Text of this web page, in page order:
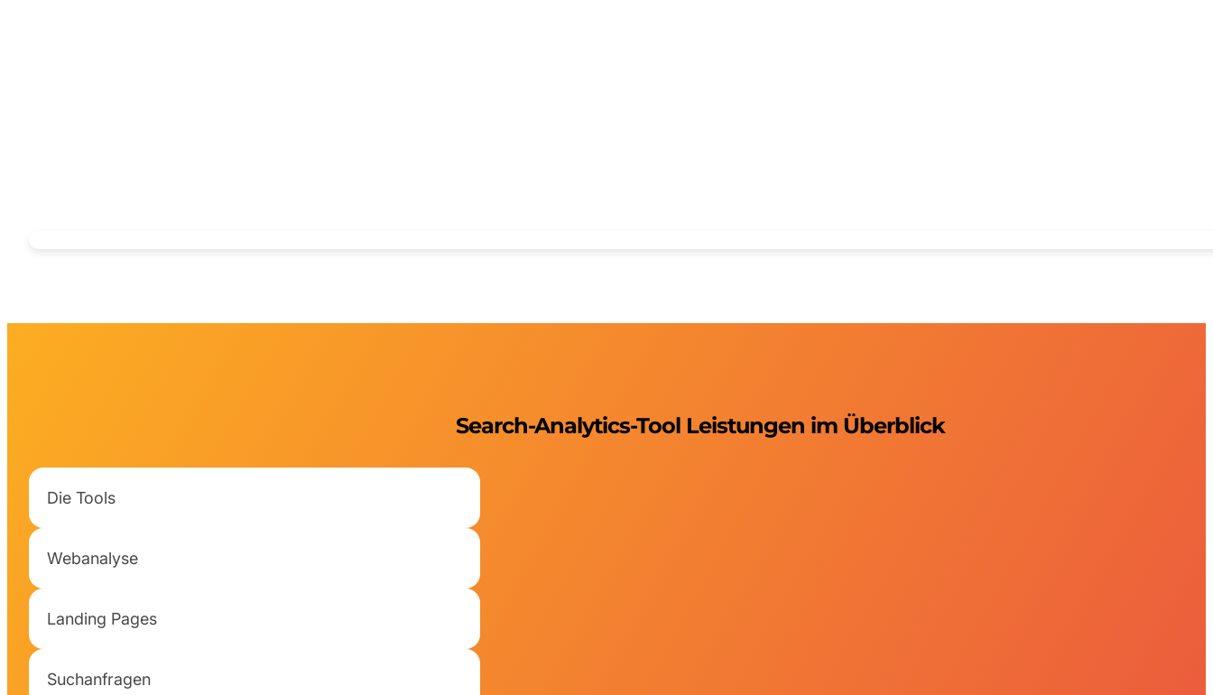
Search-Analytics-Tool Leistungen im Überblick
Die Tools
Webanalyse
Landing Pages
Suchanfragen